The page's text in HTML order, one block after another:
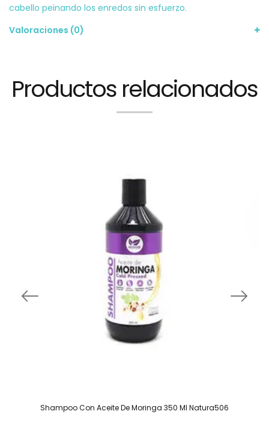
cabello peinando los enredos sin esfuerzo.
Valoraciones (0)
Productos relacionados
Shampoo Con Aceite De Moringa 350 Ml Natura506